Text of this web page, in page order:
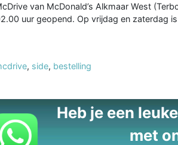
van McDonald’s Alkmaar West
uur geopend. Op vrijdag en zaterdag
, side, bestelling
Heb je een
met